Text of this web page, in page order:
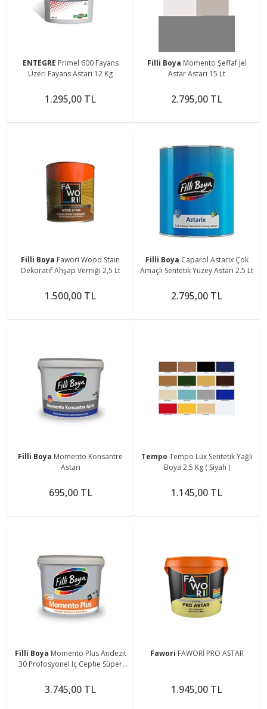
ENTEGRE Primel 600 Fayans
Üzeri Fayans Astarı 12 Kg
1.295,00 TL
Filli Boya Momento Şeffaf Jel
Astar Astarı 15 Lt
2.795,00 TL
Filli Boya Fawori Wood Stain
Dekoratif Ahşap Verniği 2,5 Lt
1.500,00 TL
Filli Boya Caparol Astarix Çok
Amaçlı Sentetik Yüzey Astarı 2.5 Lt
2.795,00 TL
Filli Boya Momento Konsantre
Astarı
695,00 TL
Tempo Tempo Lüx Sentetik Yağlı
Boya 2,5 Kg ( Siyah )
1.145,00 TL
Filli Boya Momento Plus Andezit
30 Profosyonel Iç Cephe Süper
3.745,00 TL
Fawori FAWORİ PRO ASTAR
1.945,00 TL